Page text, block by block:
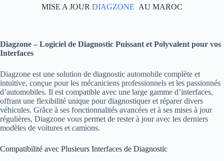
MISE A JOUR DIAGZONE AU MAROC
Diagzone – Logiciel de Diagnostic Puissant et Polyvalent pour vos
Interfaces
Diagzone est une solution de diagnostic automobile complète et
intuitive, conçue pour les mécaniciens professionnels et les passionnés
d’automobiles. Il est compatible avec une large gamme d’interfaces,
offrant une flexibilité unique pour diagnostiquer et réparer divers
véhicules. Grâce à ses fonctionnalités avancées et à ses mises à jour
régulières, Diagzone vous permet de rester à jour avec les derniers
modèles de voitures et camions.
Compatibilité avec Plusieurs Interfaces de Diagnostic